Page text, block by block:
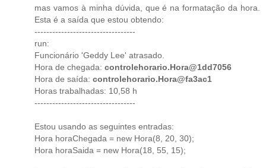
mas vamos à minha dúvida, que é na formatação da hora.
Esta é a saída que estou obtendo:
----------------------------------
run:
Funcionário 'Geddy Lee' atrasado.
Hora de chegada: controlehorario.Hora@1dd7056
Hora de saída: controlehorario.Hora@fa3ac1
Horas trabalhadas: 10,58 h
----------------------------------
Estou usando as seguintes entradas:
Hora horaChegada = new Hora(8, 20, 30);
Hora horaSaida = new Hora(18, 55, 15);